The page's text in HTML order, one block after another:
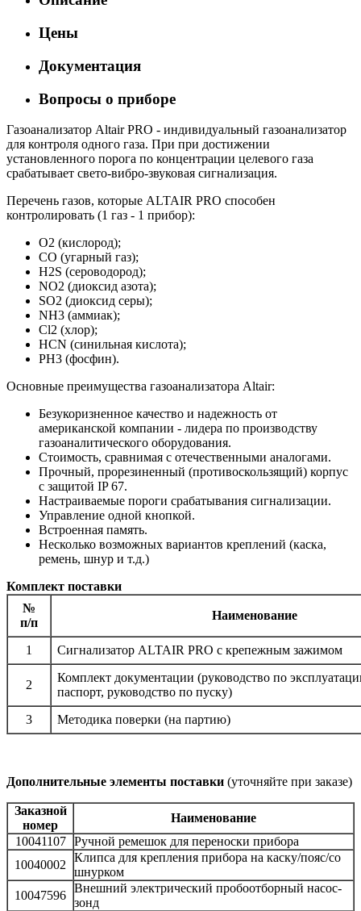
Цены
Документация
Вопросы о приборе
Газоанализатор Altair PRO - индивидуальный газоанализатор
для контроля одного газа. При при достижении
установленного порога по концентрации целевого газа
срабатывает свето-вибро-звуковая сигнализация.
Перечень газов, которые ALTAIR PRO способен
контролировать (1 газ - 1 прибор):
O2 (кислород);
CO (угарный газ);
H2S (сероводород);
NO2 (диоксид азота);
SO2 (диоксид серы);
NH3 (аммиак);
Cl2 (хлор);
HCN (синильная кислота);
PH3 (фосфин).
Основные преимущества газоанализатора Altair:
Безукоризненное качество и надежность от
американской компании - лидера по производству
газоаналитического оборудования.
Стоимость, сравнимая с отечественными аналогами.
Прочный, прорезиненный (противоскользящий) корпус
с защитой IP 67.
Настраиваемые пороги срабатывания сигнализации.
Управление одной кнопкой.
Встроенная память.
Несколько возможных вариантов креплений (каска,
ремень, шнур и т.д.)
Комплект поставки
№
п/п
Наименование
1 Сигнализатор ALTAIR PRO с крепежным зажимом
2
Комплект документации (руководство по
паспорт, руководство по пуску)
3
Методика поверки (на партию)
Дополнительные элементы поставки (уточняйте при заказе)
Заказной
номер
Наименование
10041107
Ручной ремешок для переноски прибора
10040002
Клипса для крепления прибора на каску/пояс/со
шнурком
10047596
Внешний электрический пробоотборный насос-
зонд